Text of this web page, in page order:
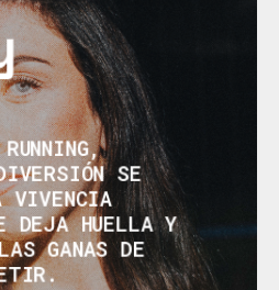
SE
VIVENCIA
DEJA HUELLA Y
GANAS DE